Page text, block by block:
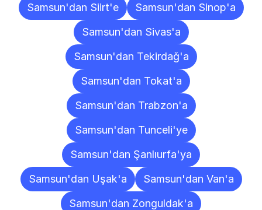
Samsun'dan Siirt'e
Samsun'dan Sinop'a
Samsun'dan Sivas'a
Samsun'dan Tekirdağ'a
Samsun'dan Tokat'a
Samsun'dan Trabzon'a
Samsun'dan Tunceli'ye
Samsun'dan Şanlıurfa'ya
Samsun'dan Uşak'a
Samsun'dan Van'a
Samsun'dan Zonguldak'a